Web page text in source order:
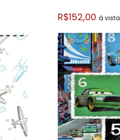
R$152,00á vista